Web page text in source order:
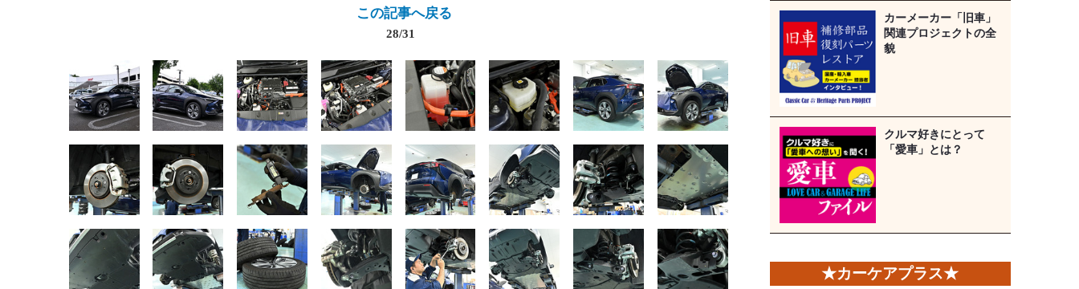
この記事へ戻る
28/31
カーメーカー「旧車」
関連プロジェクトの全
貌
クルマ好きにとって
「愛車」とは？